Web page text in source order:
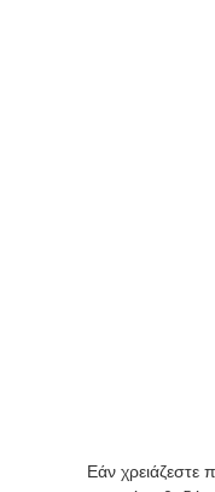
Εάν χρειάζεστε